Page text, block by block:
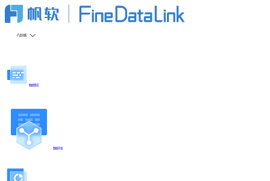
产品功能
数据集成
数据开发